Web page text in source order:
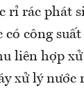
rỉ rác phát
công
liên hợp
xử lý